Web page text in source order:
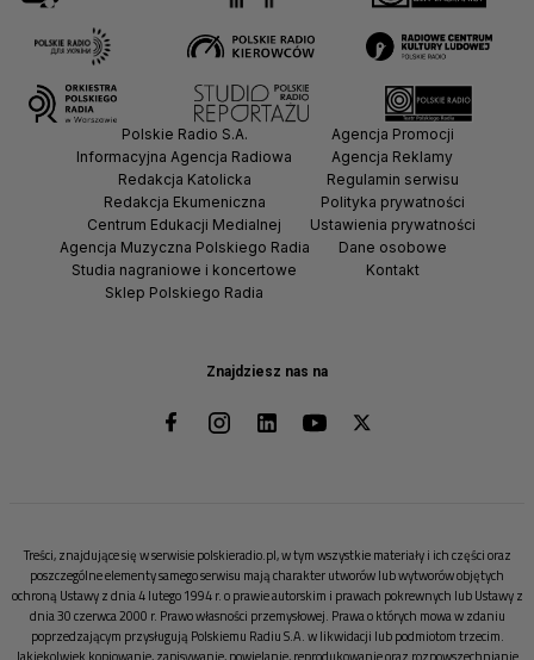
Znajdziesz nas na
Polskie Radio S.A.
Informacyjna Agencja Radiowa
Redakcja Katolicka
Redakcja Ekumeniczna
Centrum Edukacji Medialnej
Agencja Muzyczna Polskiego Radia
Studia nagraniowe i koncertowe
Sklep Polskiego Radia
Agencja Promocji
Agencja Reklamy
Regulamin serwisu
Polityka prywatności
Ustawienia prywatności
Dane osobowe
Kontakt
Treści, znajdujące się w serwisie polskieradio.pl, w tym wszystkie materiały i ich części oraz
poszczególne elementy samego serwisu mają charakter utworów lub wytworów objętych
ochroną Ustawy z dnia 4 lutego 1994 r. o prawie autorskim i prawach pokrewnych lub Ustawy z
dnia 30 czerwca 2000 r. Prawo własności przemysłowej. Prawa o których mowa w zdaniu
poprzedzającym przysługują Polskiemu Radiu S.A. w likwidacji lub podmiotom trzecim.